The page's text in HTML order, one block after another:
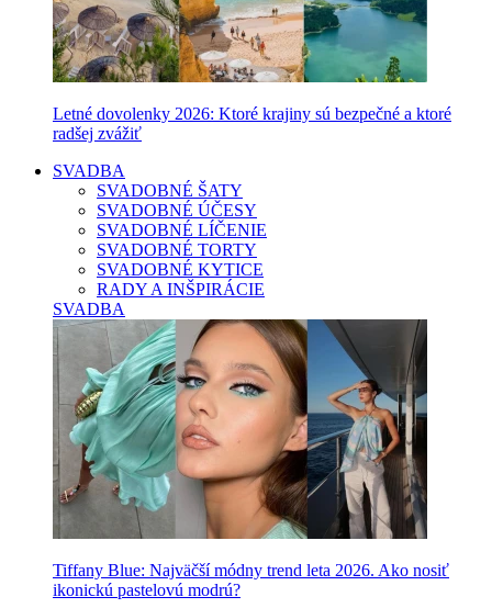
Letné dovolenky 2026: Ktoré krajiny sú bezpečné a ktoré
radšej zvážiť
SVADBA
SVADOBNÉ ŠATY
SVADOBNÉ ÚČESY
SVADOBNÉ LÍČENIE
SVADOBNÉ TORTY
SVADOBNÉ KYTICE
RADY A INŠPIRÁCIE
SVADBA
Tiffany Blue: Najväčší módny trend leta 2026. Ako nosiť
ikonickú pastelovú modrú?